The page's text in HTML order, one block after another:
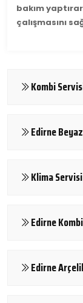
bakım
çalışmasını
Kombi
Edirne
Klima Servisi
Edirne
Edirne